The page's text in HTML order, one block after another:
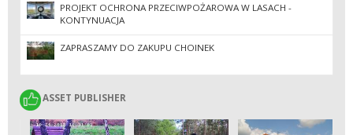
PROJEKT OCHRONA PRZECIWPOŻAROWA W LASACH -
KONTYNUACJA
ZAPRASZAMY DO ZAKUPU CHOINEK
ASSET PUBLISHER
ASSET PUBLISHER